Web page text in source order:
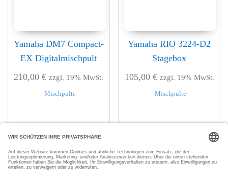
Yamaha DM7 Compact-
EX Digitalmischpult
210,00€ zzgl. 19% MwSt.
Mischpulte
In den Warenkorb
Yamaha RIO 3224-D2
Stagebox
105,00 € zzgl. 19% MwSt.
Mischpulte